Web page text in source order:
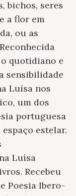
bichos, seres
a flor em
ou as
quotidiano e
sensibilidade
Luísa nos
um dos
portuguesa
estelar.
Luísa
Recebeu
Poesia Ibero-